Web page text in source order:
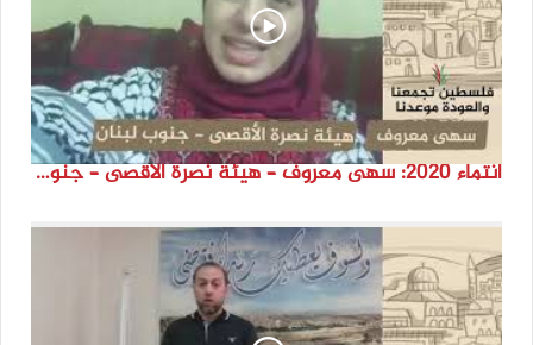
انتماء 2020: سهى معروف – هيئة نصرة الأقصى – جنوب لبنان